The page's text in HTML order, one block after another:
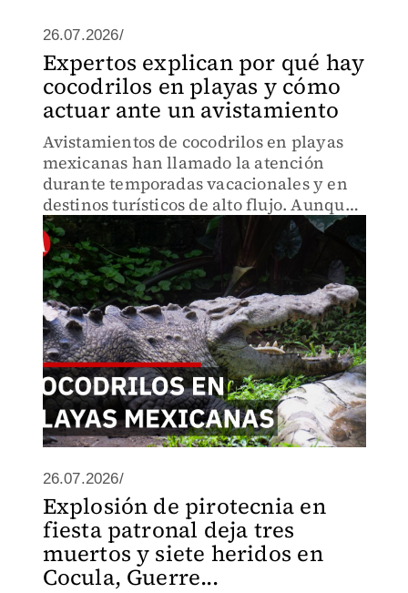
26.07.2026/
Expertos explican por qué hay
cocodrilos en playas y cómo
actuar ante un avistamiento
Avistamientos de cocodrilos en playas
mexicanas han llamado la atención
durante temporadas vacacionales y en
destinos turísticos de alto flujo. Aunque
ver uno en la costa sigue siendo poco
frecuente, los casos recientes muestran
que el riesgo existe
26.07.2026/
Explosión de pirotecnia en
fiesta patronal deja tres
muertos y siete heridos en
Cocula, Guerre...